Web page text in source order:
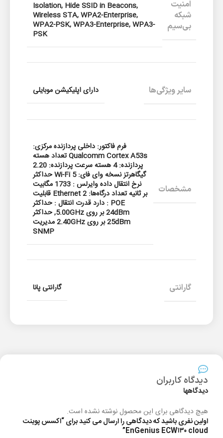
امنیت
شبکه
بی‌سیم
Isolation, Hide SSID in Beacons,
Wireless STA, WPA2-Enterprise,
WPA2-PSK, WPA3-Enterprise, WPA3-
PSK
سایر ویژگی‌ها دارای اپلیکیشن موبایلی
مشخصات
فرم فاکتور: داخلی پردازنده مرکزی:
Qualcomm Cortex A53s تعداد هسته
پردازنده: 4 هسته سرعت پردازنده: 2.20
گیگاهرتز نسخه وای فای: Wi-Fi 5 حداکثر
نرخ انتقال داده وایرلس : 1733 مگابیت
بر ثانیه تعداد درگاه‌ها: Ethernet 2 قابلیت
POE : دارد قدرت انتقال : حداکثر
24dBm بر روی 5.00GHz, حداکثر
25dBm بر روی 2.40GHz مدیریت
SNMP
گارانتی گارانتی پانا
دیدگاه کاربران
دیدگاهها
هیچ دیدگاهی برای این محصول نوشته نشده است.
اولین نفری باشید که دیدگاهی را ارسال می کنید برای “اکسس پوینت
EnGenius ECW۱۳۰ cloud”